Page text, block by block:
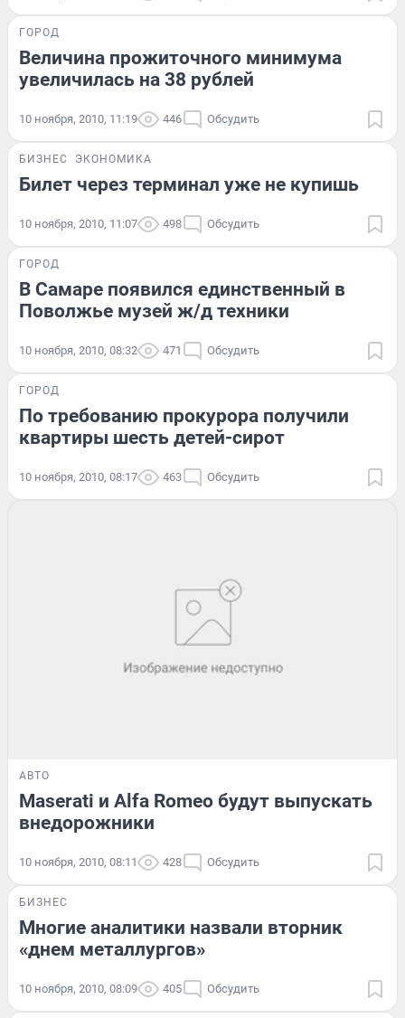
ГОРОД
Величина прожиточного минимума
увеличилась на 38 рублей
10 ноября, 2010, 11:19 446 Обсудить
БИЗНЕС ЭКОНОМИКА
Билет через терминал уже не купишь
10 ноября, 2010, 11:07 498 Обсудить
ГОРОД
В Самаре появился единственный в
Поволжье музей ж/д техники
10 ноября, 2010, 08:32 471 Обсудить
ГОРОД
По требованию прокурора получили
квартиры шесть детей-сирот
10 ноября, 2010, 08:17 463 Обсудить
АВТО
Maserati и Alfa Romeo будут выпускать
внедорожники
10 ноября, 2010, 08:11 428 Обсудить
БИЗНЕС
Многие аналитики назвали вторник
«днем металлургов»
10 ноября, 2010, 08:09 405 Обсудить